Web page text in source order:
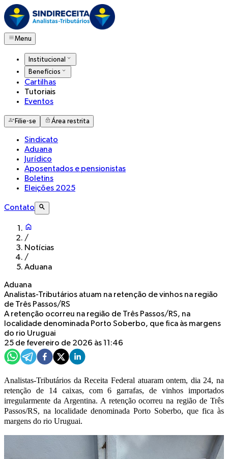
Menu
Institucional
Benefícios
Cartilhas
Tutoriais
Eventos
Filie-se Área restrita
Sindicato
Aduana
Jurídico
Aposentados e pensionistas
Boletins
Eleições 2025
Contato
/
Notícias
/
Aduana
Aduana
Analistas-Tributários atuam na retenção de vinhos na região
de Três Passos/RS
A retenção ocorreu na região de Três Passos/RS, na
localidade denominada Porto Soberbo, que fica às margens
do rio Uruguai
25 de fevereiro de 2026 às 11:46
Analistas-Tributários da Receita Federal atuaram ontem, dia 24, na
retenção de 14 caixas, com 6 garrafas, de vinhos importados
irregularmente da Argentina. A retenção ocorreu na região de Três
Passos/RS, na localidade denominada Porto Soberbo, que fica às
margens do rio Uruguai.